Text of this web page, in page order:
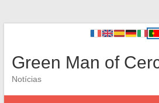
Green Man of
Notícias